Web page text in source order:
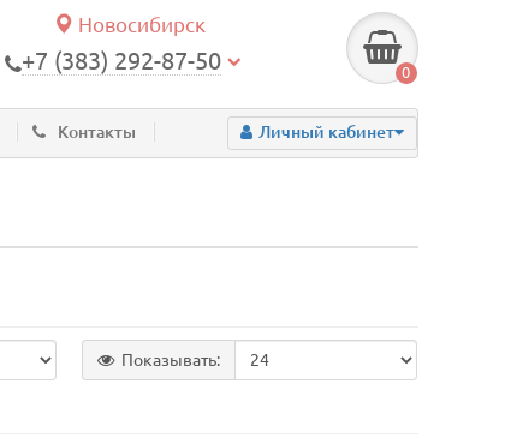
Новосибирск
+7 (383) 292-87-50 0
Контакты Личный кабинет
Показывать: